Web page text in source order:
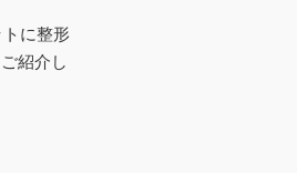
に整形
紹介し